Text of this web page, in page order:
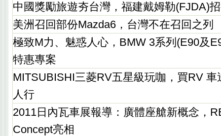
中國獎勵旅遊夯台灣，福建戴姆勒(FJDA)
美洲召回部份Mazda6，台灣不在召回之列
極致M力、魅惑人心，BMW 3系列(E90及
特惠專案
MITSUBISHI三菱RV五星級玩咖，買RV
人行
2011日內瓦車展報導：廣體座艙新概念，
Concept亮相